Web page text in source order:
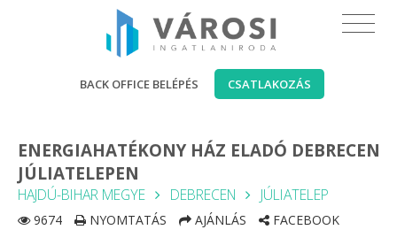
BACK OFFICE BELÉPÉS CSATLAKOZÁS
ENERGIAHATÉKONY HÁZ ELADÓ DEBRECEN
JÚLIATELEPEN
HAJDÚ-BIHAR MEGYE DEBRECEN JÚLIATELEP
9674 NYOMTATÁS AJÁNLÁS FACEBOOK